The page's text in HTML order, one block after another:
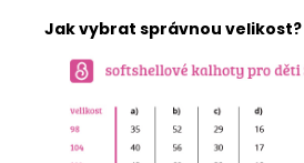
Jak vybrat správnou velikost?